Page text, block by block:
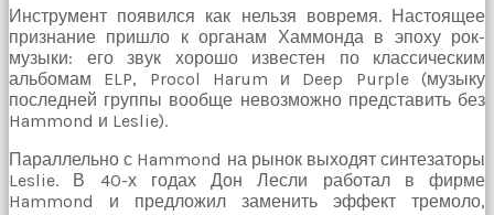
koca
sikimi
meydana
çıkardım
ve
ağzına
onu
susturdum
porno
Инструмент появился как нельзя вовремя. Настоящее
признание пришло к органам Хаммонда в эпоху рок-
музыки: его звук хорошо известен по классическим
альбомам ELP, Procol Harum и Deep Purple (музыку
последней группы вообще невозможно представить без
Hammond и Leslie).
Параллельно с Hammond на рынок выходят синтезаторы
Leslie. В 40-х годах Дон Лесли работал в фирме
Hammond и предложил заменить эффект тремоло,